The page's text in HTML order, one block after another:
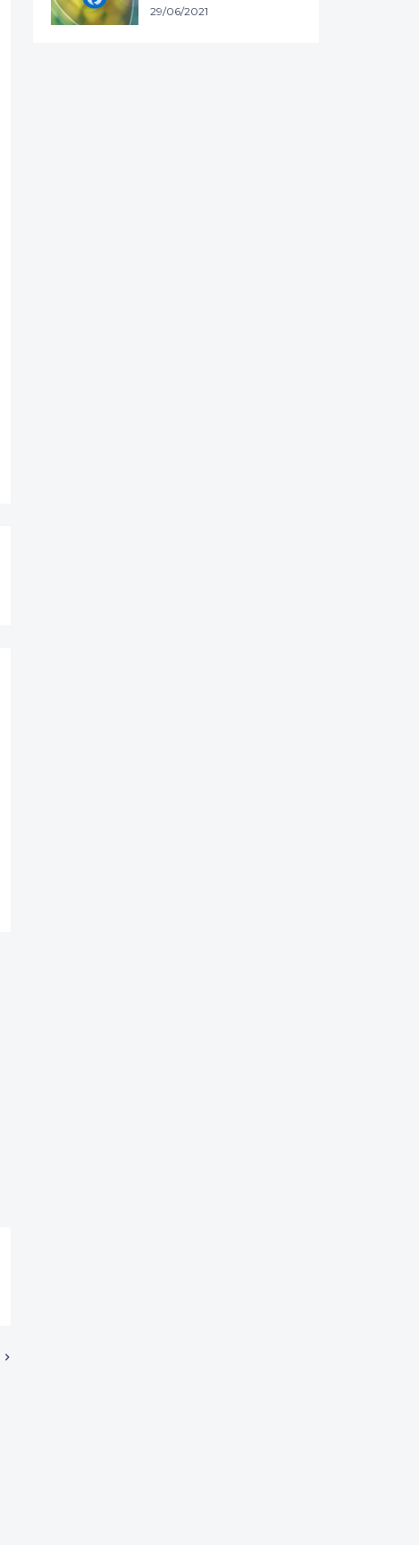
29/06/2021